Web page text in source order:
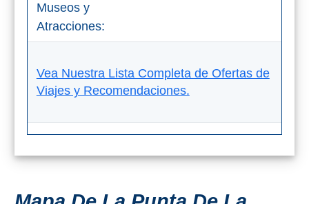
Museos y
Atracciones:
Vea Nuestra Lista Completa de Ofertas de
Viajes y Recomendaciones.